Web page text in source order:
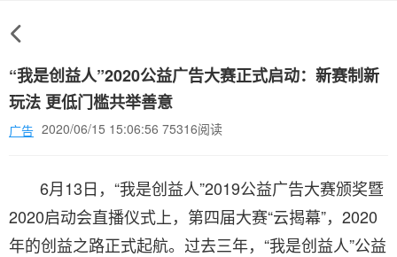
“我是创益人”2020公益广告大赛正式启动：新赛制新
玩法 更低门槛共举善意
广告 2020/06/15 15:06:56 75316阅读
6月13日，“我是创益人”2019公益广告大赛颁奖暨
2020启动会直播仪式上，第四届大赛“云揭幕”，2020
年的创益之路正式起航。过去三年，“我是创益人”公益